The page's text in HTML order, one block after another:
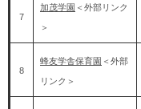
7
加茂学園 ＜外部リンク
＞
8
蜂友学舎保育園 ＜外部
リンク＞